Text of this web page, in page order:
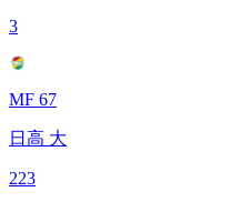
3
MF 67
日高 大
223